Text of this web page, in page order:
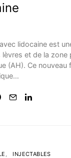
lidocaine est
et de la zone
(AH). Ce nouveau
INJECTABLES